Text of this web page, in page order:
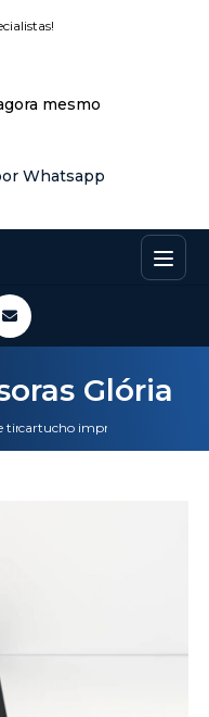
mesmo
Whatsapp
tinta de impressora
cartucho impressoras gloria
Glória